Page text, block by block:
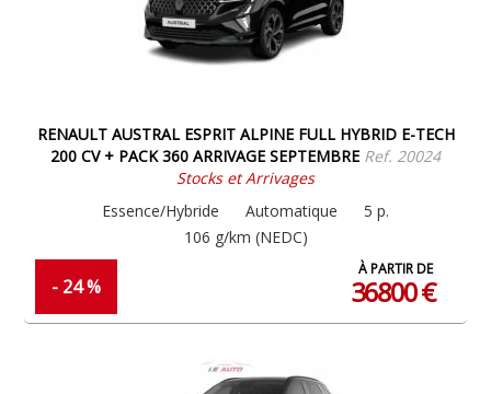
RENAULT AUSTRAL ESPRIT ALPINE FULL HYBRID E-TECH
200 CV + PACK 360 ARRIVAGE SEPTEMBRE Ref. 20024
Stocks et Arrivages
Essence/Hybride
Automatique
5 p.
106 g/km (NEDC)
- 24 %
À PARTIR DE
36800 €